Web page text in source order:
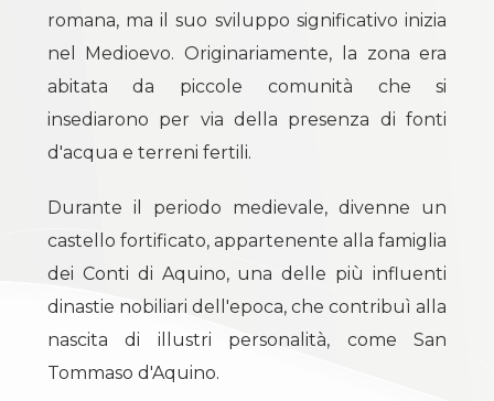
romana, ma il suo sviluppo significativo inizia
nel Medioevo. Originariamente, la zona era
abitata da piccole comunità che si
insediarono per via della presenza di fonti
d'acqua e terreni fertili.
Durante il periodo medievale, divenne un
castello fortificato, appartenente alla famiglia
dei Conti di Aquino, una delle più influenti
dinastie nobiliari dell'epoca, che contribuì alla
nascita di illustri personalità, come San
Tommaso d'Aquino.
multiscelta
Qualsiasi
Residenziali
Commerciali
Industriali
Terreni